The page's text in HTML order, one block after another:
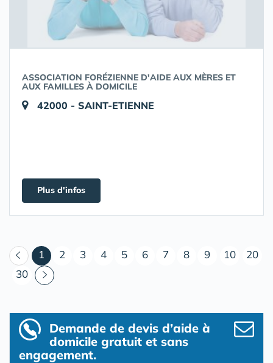
ASSOCIATION FORÉZIENNE D'AIDE AUX MÈRES ET
AUX FAMILLES À DOMICILE
42000 - SAINT-ETIENNE
Plus d'infos
1 (courant)
2 3 4 5 6 7 8 9 10
20
30
Demande de devis d’aide à
domicile gratuit et sans
engagement.